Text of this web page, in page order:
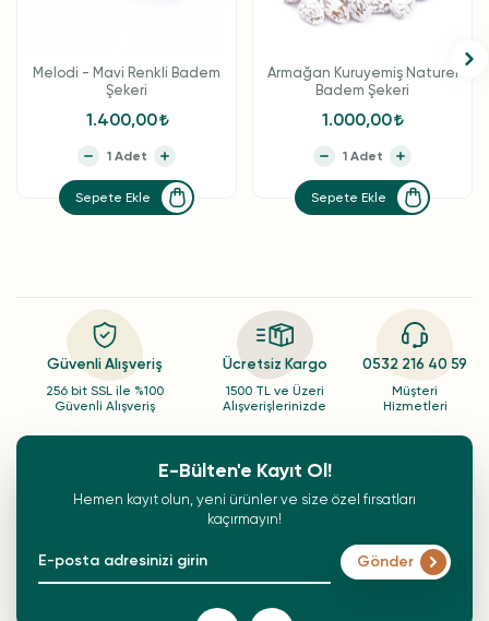
Melodi - Mavi Renkli Badem
Şekeri
1.400,00
Sepete Ekle
Armağan Kuruyemiş Naturel
Badem Şekeri
1.000,00
Sepete Ekle
Güvenli Alışveriş
256 bit SSL ile %100
Güvenli Alışveriş
Ücretsiz Kargo
1500 TL ve Üzeri
Alışverişlerinizde
0532 216 40 59
Müşteri
Hizmetleri
E-Bülten'e Kayıt Ol!
Hemen kayıt olun, yeni ürünler ve size özel fırsatları
kaçırmayın!
Gönder